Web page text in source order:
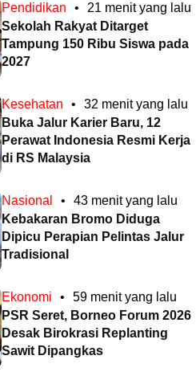
Pendidikan •
21 menit yang lalu
Sekolah Rakyat Ditarget
Tampung 150 Ribu Siswa pada
2027
Kesehatan •
32 menit yang lalu
Buka Jalur Karier Baru, 12
Perawat Indonesia Resmi Kerja
di RS Malaysia
Nasional •
43 menit yang lalu
Kebakaran Bromo Diduga
Dipicu Perapian Pelintas Jalur
Tradisional
Ekonomi •
59 menit yang lalu
PSR Seret, Borneo Forum 2026
Desak Birokrasi Replanting
Sawit Dipangkas